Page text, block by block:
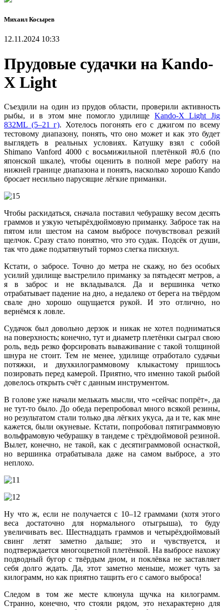
Михаил Косырев
12.11.2024 10:33
Прудовые судачки на Kando-
X Light
Съездили на один из прудов области, проверили активность
рыбы, и в этом мне помогло удилище Kando-X Light Jig
832ML (5–21 г). Хотелось погонять его с джигом по всему
тестовому диапазону, понять, что оно может и как это будет
выглядеть в реальных условиях. Катушку взял с собой
Shimano Vanford 4000 с восьмижильной плетёнкой #0.6 (по
японской шкале), чтобы оценить в полной мере работу на
нижней границе диапазона и понять, насколько хорошо Kando
бросает несильно парусящие лёгкие приманки.
Чтобы раскидаться, сначала поставил чебурашку весом десять
граммов и узкую четырёхдюймовую приманку. Забросе так на
пятом или шестом на самом выбросе почувствовал резкий
щелчок. Сразу стало понятно, что это судак. Подсёк от души,
так что даже подзатянутый тормоз слегка пискнул.
Кстати, о забросе. Точно до метра не скажу, но без особых
усилий удилище выстрелило приманку за пятьдесят метров, а
я в заброс и не вкладывался. Да и вершинка четко
отрабатывает падение на дно, а недалеко от берега на твёрдом
свале дно хорошо ощущается рукой. И это отлично, но
вернёмся к ловле.
Судачок был довольно дерзок и никак не хотел подниматься
на поверхность; конечно, тут и диаметр плетёнки сыграл свою
роль, ведь резко форсировать вываживание с такой толщиной
шнура не стоит. Тем не менее, удилище отработало судачьи
потяжки, и двухкилограммовому клыкастому пришлось
позировать перед камерой. Приятно, что именно такой рыбой
довелось открыть счёт с данным инструментом.
В голове уже начали мелькать мысли, что «сейчас попрёт», да
не тут-то было. До обеда перепробовал много всякой резины,
но результатом стали только два лёгких укуса, да и те, как мне
кажется, были окуневые. Кстати, попробовал пятиграммовую
вольфрамовую чебурашку в тандеме с трёхдюймовой резиной.
Вылет, конечно, не такой, как с десятиграммовой оснасткой,
но вершинка отрабатывала даже на самом выбросе, а это
неплохо.
Ну что ж, если не получается с 10–12 граммами (хотя этого
веса достаточно для нормального отыгрыша), то буду
увеличивать вес. Шестнадцать граммов и четырёхдюймовый
свинг летят заметно дальше; это и чувствуется, и
подтверждается многоцветной плетёнкой. На выбросе нахожу
подводный бугор с твёрдым дном, и поклёвка не заставляет
себя долго ждать. Да, этот заметно меньше, может чуть за
килограмм, но как приятно тащить его с самого выброса!
Следом в том же месте клюнула щучка на килограмм.
Странно, конечно, что стояли рядом, это нехарактерно для